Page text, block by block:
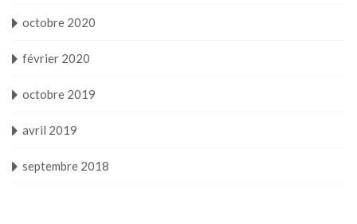
octobre 2020
février 2020
octobre 2019
avril 2019
septembre 2018